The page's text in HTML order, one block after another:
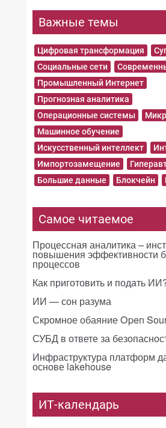
Важные темы
Цифровая трансформация
Социальные сети
Промышленный Интернет
Прогнозная аналитика
Операционные системы
Машинное обучение
Искусственный интеллект
Импортозамещение
Большие данные
Блокчейн
Самое читаемое
Процессная аналитика –
повышения эффективности
процессов
Как приготовить и подать
ИИ — сон разума
Скромное обаяние Open
СУБД в ответе за
Инфраструктура платформ
основе lakehouse
ИТ-календарь